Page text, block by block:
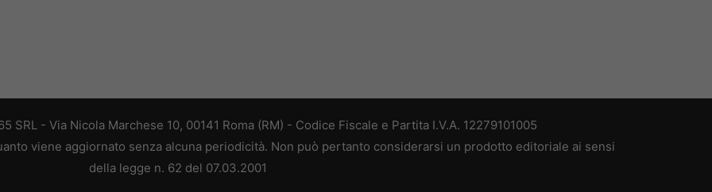
SRL - Via Nicola Marchese 10, 00141 Roma (RM) - Codice Fiscale e Partita I.V.A. 12279101005
viene aggiornato senza alcuna periodicità. Non può pertanto considerarsi un prodotto editoriale ai sensi
della legge n. 62 del 07.03.2001